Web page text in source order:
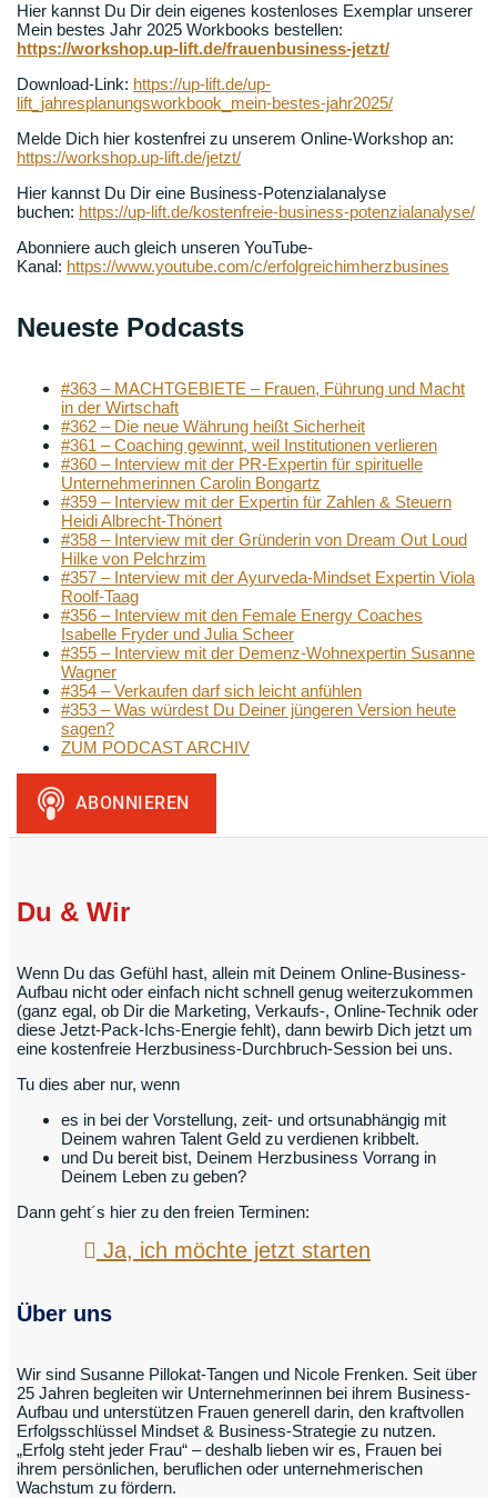
Hier kannst Du Dir dein eigenes kostenloses Exemplar unserer
Mein bestes Jahr 2025 Workbooks bestellen:
https://workshop.up-lift.de/frauenbusiness-jetzt/
Download-Link: https://up-lift.de/up-
lift_jahresplanungsworkbook_mein-bestes-jahr2025/
Melde Dich hier kostenfrei zu unserem Online-Workshop an:
https://workshop.up-lift.de/jetzt/
Hier kannst Du Dir eine Business-Potenzialanalyse
buchen: https://up-lift.de/kostenfreie-business-potenzialanalyse/
Abonniere auch gleich unseren YouTube-
Kanal: https://www.youtube.com/c/erfolgreichimherzbusines
Neueste Podcasts
#363 – MACHTGEBIETE – Frauen, Führung und Macht
in der Wirtschaft
#362 – Die neue Währung heißt Sicherheit
#361 – Coaching gewinnt, weil Institutionen verlieren
#360 – Interview mit der PR-Expertin für spirituelle
Unternehmerinnen Carolin Bongartz
#359 – Interview mit der Expertin für Zahlen & Steuern
Heidi Albrecht-Thönert
#358 – Interview mit der Gründerin von Dream Out Loud
Hilke von Pelchrzim
#357 – Interview mit der Ayurveda-Mindset Expertin Viola
Roolf-Taag
#356 – Interview mit den Female Energy Coaches
Isabelle Fryder und Julia Scheer
#355 – Interview mit der Demenz-Wohnexpertin Susanne
Wagner
#354 – Verkaufen darf sich leicht anfühlen
#353 – Was würdest Du Deiner jüngeren Version heute
sagen?
ZUM PODCAST ARCHIV
Du & Wir
Wenn Du das Gefühl hast, allein mit Deinem Online-Business-
Aufbau nicht oder einfach nicht schnell genug weiterzukommen
(ganz egal, ob Dir die Marketing, Verkaufs-, Online-Technik oder
diese Jetzt-Pack-Ichs-Energie fehlt), dann bewirb Dich jetzt um
eine kostenfreie Herzbusiness-Durchbruch-Session bei uns.
Tu dies aber nur, wenn
es in bei der Vorstellung, zeit- und ortsunabhängig mit
Deinem wahren Talent Geld zu verdienen kribbelt.
und Du bereit bist, Deinem Herzbusiness Vorrang in
Deinem Leben zu geben?
Dann geht´s hier zu den freien Terminen:
Ja, ich möchte jetzt starten
Über uns
Wir sind Susanne Pillokat-Tangen und Nicole Frenken. Seit über
25 Jahren begleiten wir Unternehmerinnen bei ihrem Business-
Aufbau und unterstützen Frauen generell darin, den kraftvollen
Erfolgsschlüssel Mindset & Business-Strategie zu nutzen.
„Erfolg steht jeder Frau“ – deshalb lieben wir es, Frauen bei
ihrem persönlichen, beruflichen oder unternehmerischen
Wachstum zu fördern.